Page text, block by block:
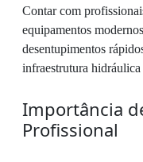
Contar com
equipamentos
desentupimentos
infraestrutura
Importância
Profissional